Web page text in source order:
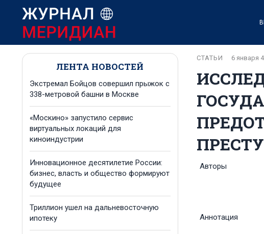
ЛЕНТА НОВОСТЕЙ
Экстремал Бойцов совершил прыжок с
338-метровой башни в Москве
«Москино» запустило сервис
виртуальных локаций для
киноиндустрии
Инновационное десятилетие России:
бизнес, власть и общество формируют
будущее
Триллион ушел на дальневосточную
ипотеку
СТАТЬИ 6 января
Авторы
Аннотация